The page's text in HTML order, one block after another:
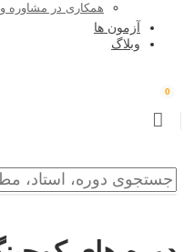
همکاری در مشاوره
آزمون ها
وبلاگ
0